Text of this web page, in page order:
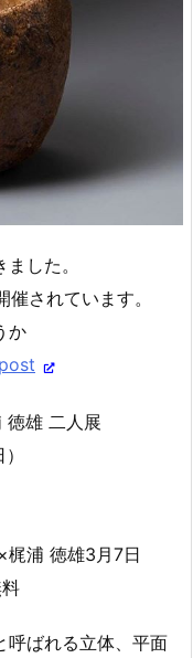
した。
されています。
か
徳雄 二人展
浦 徳雄3月7日
呼ばれる立体、平面